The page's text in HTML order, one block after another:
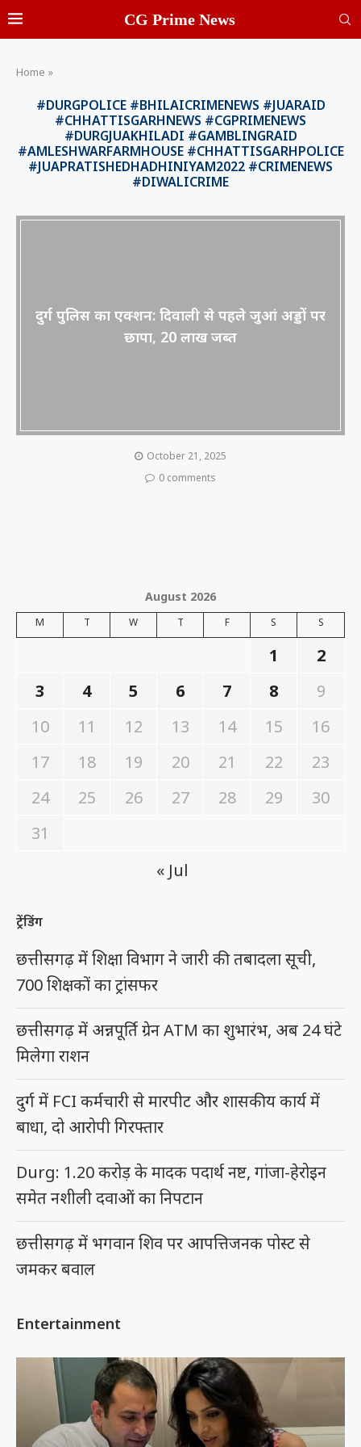
CG Prime News
Home »
#DURGPOLICE #BHILAICRIMENEWS #JUARAID
#CHHATTISGARHNEWS #CGPRIMENEWS
#DURGJUAKHILADI #GAMBLINGRAID
#AMLESHWARFARMHOUSE #CHHATTISGARHPOLICE
#JUAPRATISHEDHADHINIYAM2022 #CRIMENEWS
#DIWALICRIME
दुर्ग पुलिस का एक्शन: दिवाली से पहले जुआं अड्डों पर
छापा, 20 लाख जब्त
October 21, 2025
0 comments
August 2026
M T W T F S S
1
2
3
4 5 6 7 8
9
10
11 12 13 14 15
16
17
18 19 20 21 22
23
24
25 26 27 28 29
30
31
« Jul
ट्रेंडिंग
छत्तीसगढ़ में शिक्षा विभाग ने जारी की तबादला सूची,
700 शिक्षकों का ट्रांसफर
छत्तीसगढ़ में अन्नपूर्ति ग्रेन ATM का शुभारंभ, अब 24 घंटे
मिलेगा राशन
दुर्ग में FCI कर्मचारी से मारपीट और शासकीय कार्य में
बाधा, दो आरोपी गिरफ्तार
Durg: 1.20 करोड़ के मादक पदार्थ नष्ट, गांजा-हेरोइन
समेत नशीली दवाओं का निपटान
छत्तीसगढ़ में भगवान शिव पर आपत्तिजनक पोस्ट से
जमकर बवाल
Entertainment